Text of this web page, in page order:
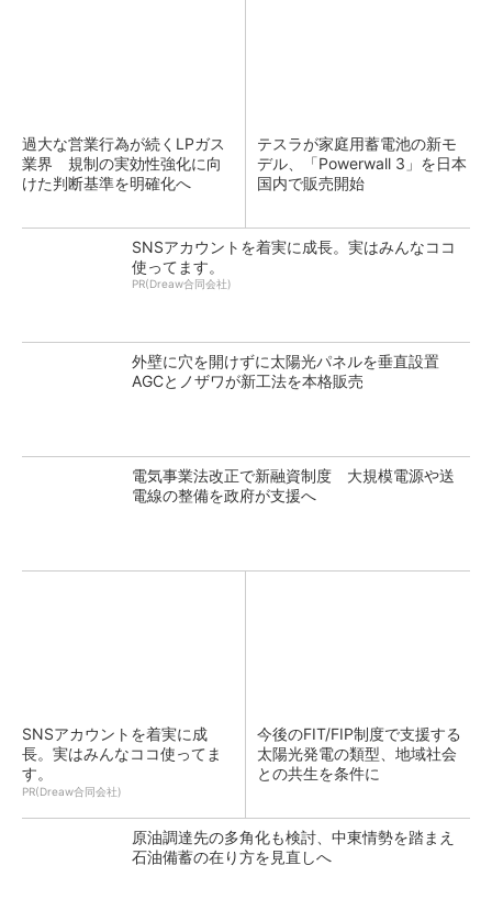
過大な営業行為が続くLPガス
業界 規制の実効性強化に向
けた判断基準を明確化へ
テスラが家庭用蓄電池の新モ
デル、「Powerwall 3」を日本
国内で販売開始
SNSアカウントを着実に成長。実はみんなココ
使ってます。
PR(Dreaw合同会社)
外壁に穴を開けずに太陽光パネルを垂直設置
AGCとノザワが新工法を本格販売
電気事業法改正で新融資制度 大規模電源や送
電線の整備を政府が支援へ
SNSアカウントを着実に成
長。実はみんなココ使ってま
す。
PR(Dreaw合同会社)
今後のFIT/FIP制度で支援する
太陽光発電の類型、地域社会
との共生を条件に
原油調達先の多角化も検討、中東情勢を踏まえ
石油備蓄の在り方を見直しへ